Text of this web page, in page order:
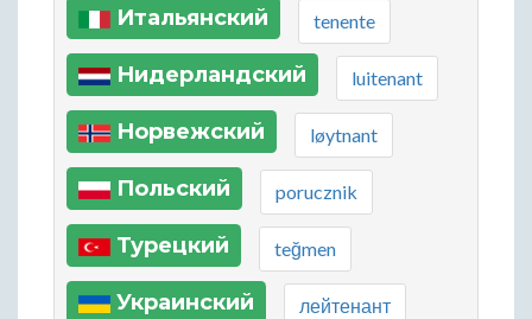
Итальянский tenente
Нидерландский luitenant
Норвежский løytnant
Польский porucznik
Турецкий teğmen
Украинский лейтенант